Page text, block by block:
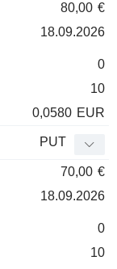
80,00 €
18.09.2026
0
10
0,0580 EUR
PUT
70,00 €
18.09.2026
0
10